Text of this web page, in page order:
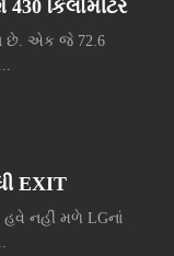
કિલોમીટર
છે. એક જે 72.6
EXIT
હવે નહીં મળે LGનાં